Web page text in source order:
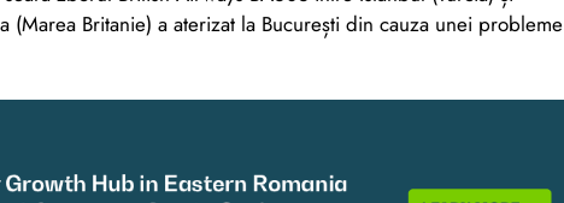
Britanie) a aterizat la București din cauza unei probleme